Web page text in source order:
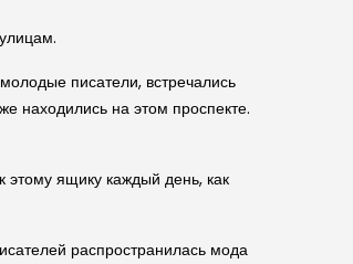
писатели, встречались
находились на этом проспекте.
ящику каждый день, как
распространилась мода